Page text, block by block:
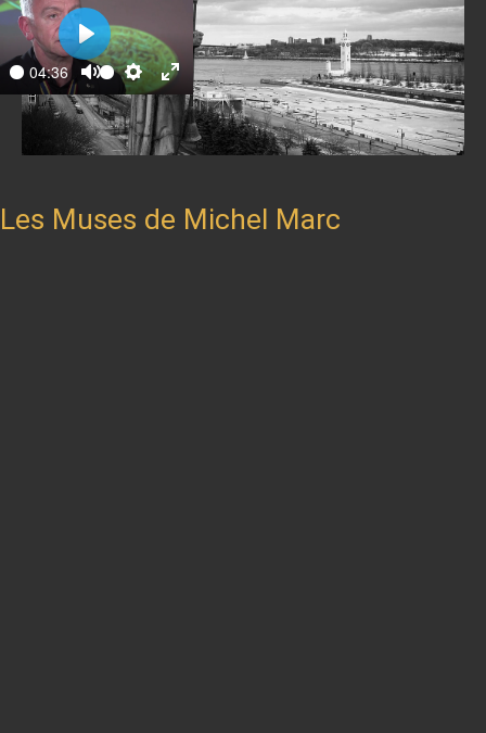
04:36
Mute SettingsEnter
fullscreen
Play
Les Muses de Michel Marc